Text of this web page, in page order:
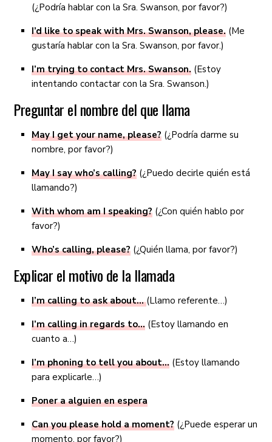
(¿Podría hablar con la Sra. Swanson, por favor?)
I’d like to speak with Mrs. Swanson, please. (Me
gustaría hablar con la Sra. Swanson, por favor.)
I’m trying to contact Mrs. Swanson. (Estoy
intentando contactar con la Sra. Swanson.)
Preguntar el nombre del que llama
May I get your name, please? (¿Podría darme su
nombre, por favor?)
May I say who’s calling? (¿Puedo decirle quién está
llamando?)
With whom am I speaking? (¿Con quién hablo por
favor?)
Who’s calling, please? (¿Quién llama, por favor?)
Explicar el motivo de la llamada
I’m calling to ask about…(Llamo referente…)
I’m calling in regards to… (Estoy llamando en
cuanto a…)
I’m phoning to tell you about… (Estoy llamando
para explicarle…)
Poner a alguien en espera
Can you please hold a moment? (¿Puede esperar un
momento, por favor?)